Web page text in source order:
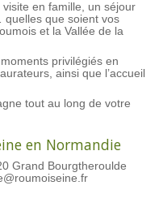
en famille, un séjour
que soient vos
et la Vallée de la
privilégiés en
ainsi que l’accueil
tout au long de votre
en Normandie
Grand Bourgtheroulde